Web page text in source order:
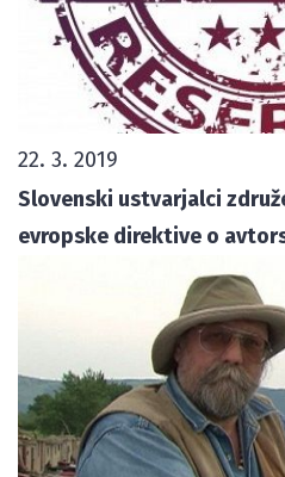
22. 3. 2019
Slovenski ustvarjalci
evropske direktive o